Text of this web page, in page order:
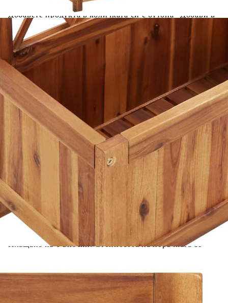
Предоставената таблица е с информационна цел.
Добавете продукта в количката си с бутона "Добави в
количката" и при поръчка ще можете да изберете броя
вноски на кредита.
Предоставената таблица е с информационна цел.
Добавете продукта в количката си с бутона "Добави в
количката" и при поръчка ще можете да изберете броя
вноски на кредита.
Предоставената таблица е с информационна цел.
Добавете продукта в количката си с бутона "Добави в
количката" и при поръчка ще можете да изберете броя
вноски на кредита.
Когато плащате с NewPay, всъщност NewPay плаща
поръчката Ви вместо Вас. Вие я получавате и
разполагате с три начина да я платите към тях:
Отложено до 30 дни от момента на изпращане на
поръчката без оскъпяване. За покупки на стойност до
400 лв. / €204,52
Плащане на 4 вноски. Заплащате 20% от стойността на
поръчката си на момента с карта. Останалата сума се
разделя на 3 равни месечни вноски без оскъпяване. За
покупки на стойност до 1000 лв. / €511.31
Плащане на 6 вноски. Стойността на поръчката се